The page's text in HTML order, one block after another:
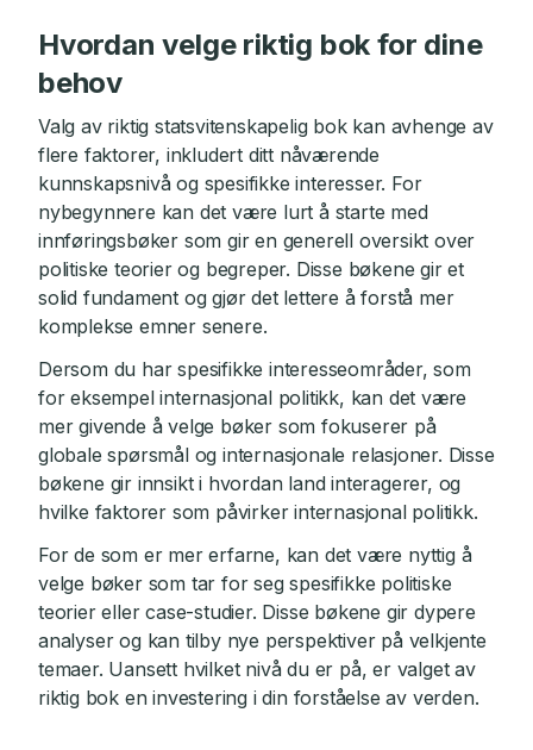
Hvordan velge riktig bok for dine
behov
Valg av riktig statsvitenskapelig bok kan avhenge av
flere faktorer, inkludert ditt nåværende
kunnskapsnivå og spesifikke interesser. For
nybegynnere kan det være lurt å starte med
innføringsbøker som gir en generell oversikt over
politiske teorier og begreper. Disse bøkene gir et
solid fundament og gjør det lettere å forstå mer
komplekse emner senere.
Dersom du har spesifikke interesseområder, som
for eksempel internasjonal politikk, kan det være
mer givende å velge bøker som fokuserer på
globale spørsmål og internasjonale relasjoner. Disse
bøkene gir innsikt i hvordan land interagerer, og
hvilke faktorer som påvirker internasjonal politikk.
For de som er mer erfarne, kan det være nyttig å
velge bøker som tar for seg spesifikke politiske
teorier eller case-studier. Disse bøkene gir dypere
analyser og kan tilby nye perspektiver på velkjente
temaer. Uansett hvilket nivå du er på, er valget av
riktig bok en investering i din forståelse av verden.